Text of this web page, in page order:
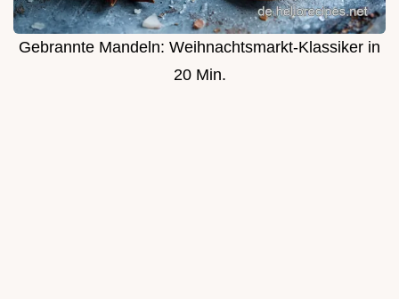
Gebrannte Mandeln: Weihnachtsmarkt-Klassiker in
20 Min.